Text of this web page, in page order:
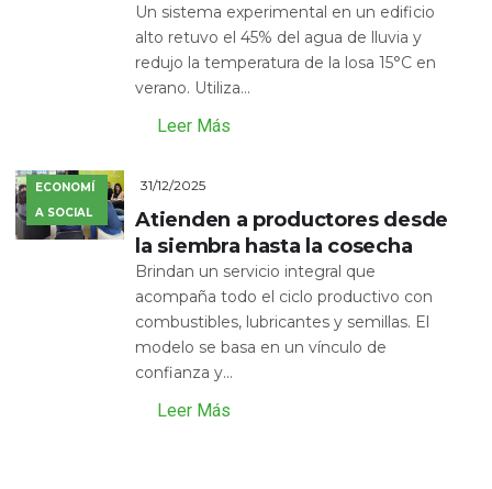
Un sistema experimental en un edificio
alto retuvo el 45% del agua de lluvia y
redujo la temperatura de la losa 15°C en
verano. Utiliza...
Leer Más
ECONOMÍ
A SOCIAL
31/12/2025
Atienden a productores desde
la siembra hasta la cosecha
Brindan un servicio integral que
acompaña todo el ciclo productivo con
combustibles, lubricantes y semillas. El
modelo se basa en un vínculo de
confianza y...
Leer Más